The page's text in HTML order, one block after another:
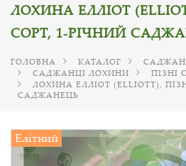
ЛОХИНА ЕЛЛІОТ
СОРТ, 1-РІЧНИЙ
ГОЛОВНА КАТАЛОГ
САДЖАНЦІ ЛОХИНИ
ПІЗНІ
ЛОХИНА ЕЛЛІОТ (ELLIOTT),
САДЖАНЕЦЬ
Елітний